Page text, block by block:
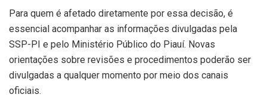
Para quem é afetado diretamente por essa decisão, é
essencial acompanhar as informações divulgadas pela
SSP-PI e pelo Ministério Público do Piauí. Novas
orientações sobre revisões e procedimentos poderão ser
divulgadas a qualquer momento por meio dos canais
oficiais.